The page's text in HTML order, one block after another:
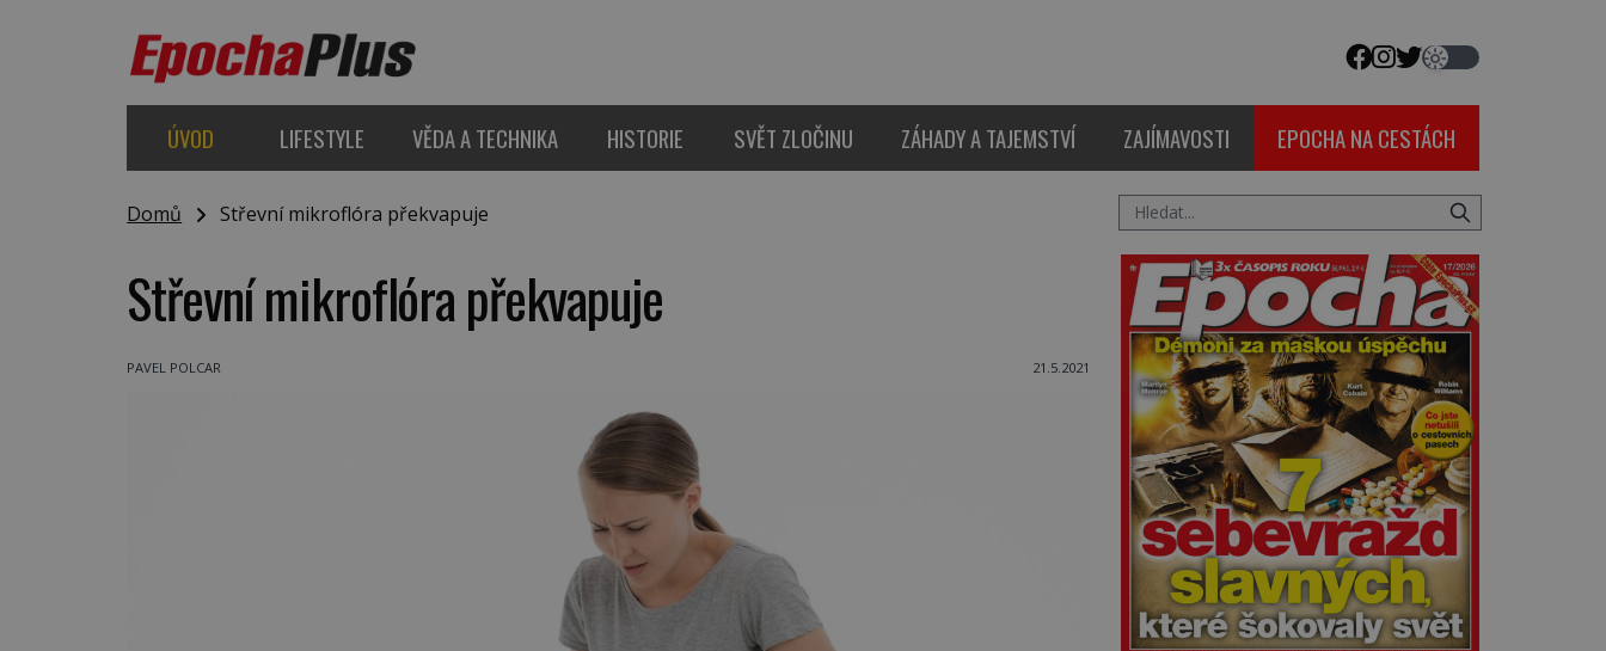
ÚVOD LIFESTYLE VĚDA A TECHNIKA HISTORIE SVĚT ZLOČINU ZÁHADY A TAJEMSTVÍ ZAJÍMAVOSTI EPOCHA NA CESTÁCH
Domů Střevní mikroflóra překvapuje
Střevní mikroflóra překvapuje
PAVEL POLCAR 21.5.2021